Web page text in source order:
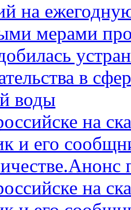
на
мерами
в
воды
на
и его
на